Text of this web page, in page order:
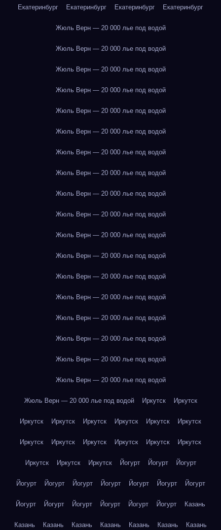
Екатеринбург Екатеринбург Екатеринбург Екатеринбург
Жюль Верн — 20 000 лье под водой
Жюль Верн — 20 000 лье под водой
Жюль Верн — 20 000 лье под водой
Жюль Верн — 20 000 лье под водой
Жюль Верн — 20 000 лье под водой
Жюль Верн — 20 000 лье под водой
Жюль Верн — 20 000 лье под водой
Жюль Верн — 20 000 лье под водой
Жюль Верн — 20 000 лье под водой
Жюль Верн — 20 000 лье под водой
Жюль Верн — 20 000 лье под водой
Жюль Верн — 20 000 лье под водой
Жюль Верн — 20 000 лье под водой
Жюль Верн — 20 000 лье под водой
Жюль Верн — 20 000 лье под водой
Жюль Верн — 20 000 лье под водой
Жюль Верн — 20 000 лье под водой
Жюль Верн — 20 000 лье под водой
Жюль Верн — 20 000 лье под водой Иркутск Иркутск
Иркутск Иркутск Иркутск Иркутск Иркутск Иркутск
Иркутск Иркутск Иркутск Иркутск Иркутск Иркутск
Иркутск Иркутск Иркутск Йогурт Йогурт Йогурт
Йогурт Йогурт Йогурт Йогурт Йогурт Йогурт Йогурт
Йогурт Йогурт Йогурт Йогурт Йогурт Йогурт Казань
Казань Казань Казань Казань Казань Казань Казань